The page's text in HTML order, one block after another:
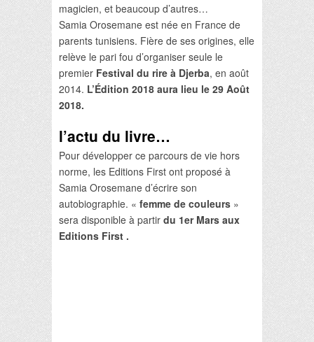
magicien, et beaucoup d’autres…
Samia Orosemane est née en France de
parents tunisiens. Fière de ses origines, elle
relève le pari fou d’organiser seule le
premier Festival du rire à Djerba, en août
2014. L’Édition 2018 aura lieu le 29 Août
2018.
l’actu du livre…
Pour développer ce parcours de vie hors
norme, les Editions First ont proposé à
Samia Orosemane d’écrire son
autobiographie. « femme de couleurs »
sera disponible à partir du 1er Mars aux
Editions First .